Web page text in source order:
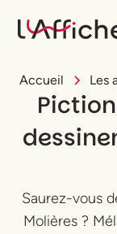
Accueil Les
Saurez-vous
Molières ?